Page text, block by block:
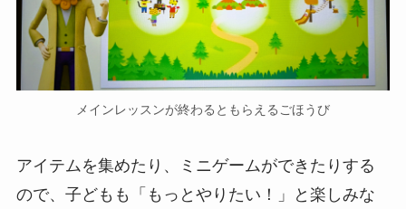
メインレッスンが終わるともらえるごほうび
アイテムを集めたり、ミニゲームができたりする
ので、子どもも「もっとやりたい！」と楽しみな